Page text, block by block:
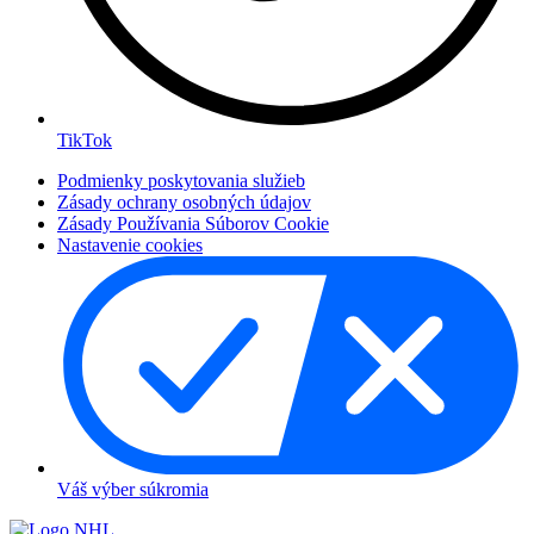
TikTok
Podmienky poskytovania služieb
Zásady ochrany osobných údajov
Zásady Používania Súborov Cookie
Nastavenie cookies
Váš výber súkromia